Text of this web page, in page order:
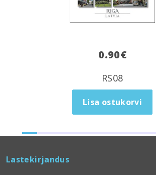
0.90€
RS08
Lisa ostukorvi
Lastekirjandus